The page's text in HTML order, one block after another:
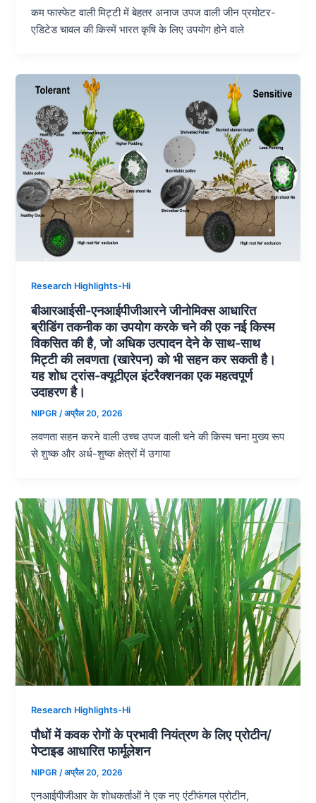
कम फास्फेट वाली मिट्टी में बेहतर अनाज उपज वाली जीन प्रमोटर-
एडिटेड चावल की किस्में भारत कृषि के लिए उपयोग होने वाले
Research Highlights-Hi
बीआरआईसी-एनआईपीजीआरने जीनोमिक्स आधारित
ब्रीडिंग तकनीक का उपयोग करके चने की एक नई किस्म
विकसित की है, जो अधिक उत्पादन देने के साथ-साथ
मिट्टी की लवणता (खारेपन) को भी सहन कर सकती है।
यह शोध ट्रांस-क्यूटीएल इंटरैक्शनका एक महत्वपूर्ण
उदाहरण है।
NIPGR/अप्रैल 20, 2026
लवणता सहन करने वाली उच्च उपज वाली चने की किस्म चना मुख्य रूप
से शुष्क और अर्ध-शुष्क क्षेत्रों में उगाया
Research Highlights-Hi
पौधों में कवक रोगों के प्रभावी नियंत्रण के लिए प्रोटीन/
पेप्टाइड आधारित फार्मूलेशन
NIPGR/अप्रैल 20, 2026
एनआईपीजीआर के शोधकर्ताओं ने एक नए एंटीफंगल प्रोटीन,